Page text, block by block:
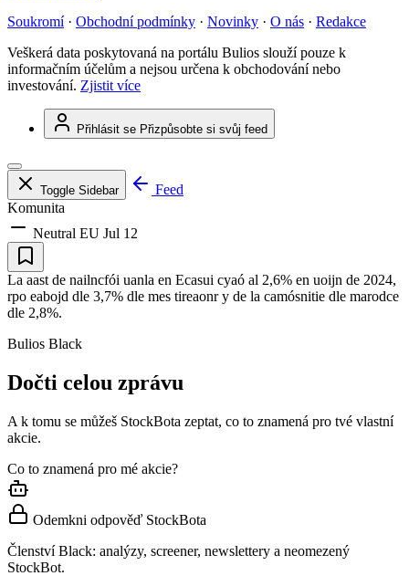
Soukromí · Obchodní podmínky · Novinky · O nás · Redakce
Veškerá data poskytovaná na portálu Bulios slouží pouze k
informačním účelům a nejsou určena k obchodování nebo
investování. Zjistit více
Přihlásit se Přizpůsobte si svůj feed
Toggle Sidebar
Feed
Komunita
Neutral EU Jul 12
La aast de nailncfói uanla en Ecasui cyaó al 2,6% en uoijn de 2024,
rpo eabojd dle 3,7% dle mes tireaonr y de la camósnitie dle marodce
dle 2,8%.
Bulios Black
Dočti celou zprávu
A k tomu se můžeš StockBota zeptat, co to znamená pro tvé vlastní
akcie.
Co to znamená pro mé akcie?
Odemkni odpověď StockBota
Členství Black: analýzy, screener, newslettery a neomezený
StockBot.